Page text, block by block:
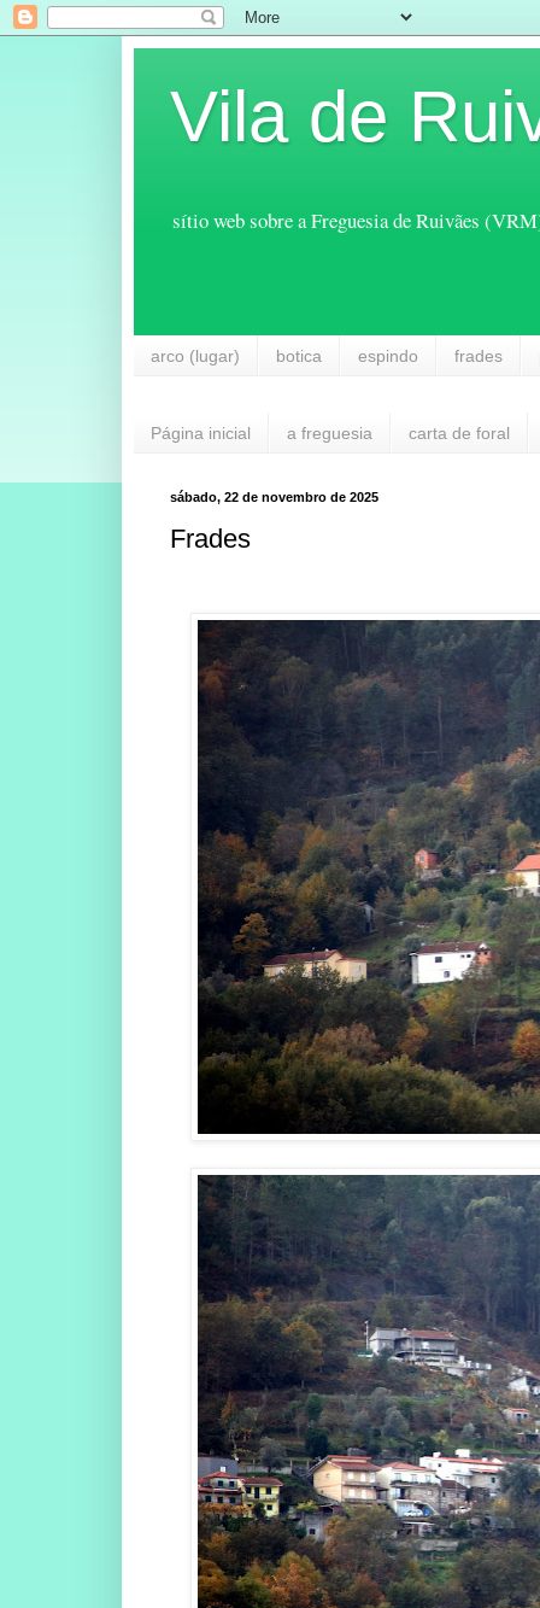
Vila de
sítio web sobre a Freguesia de Ruivães
arco (lugar) botica espindo frades
Página inicial a freguesia carta de foral
sábado, 22 de novembro de 2025
Frades